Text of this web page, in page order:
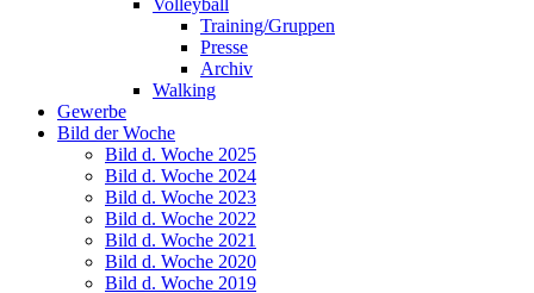
Volleyball
Training/Gruppen
Presse
Archiv
Walking
Gewerbe
Bild der Woche
Bild d. Woche 2025
Bild d. Woche 2024
Bild d. Woche 2023
Bild d. Woche 2022
Bild d. Woche 2021
Bild d. Woche 2020
Bild d. Woche 2019